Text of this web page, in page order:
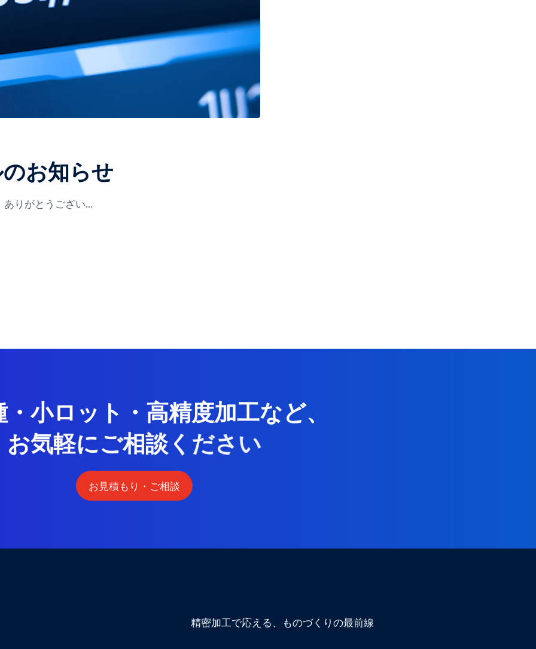
お知らせ
りがとうござい...
・ 小ロ ッ ト ・ 高精度加工など、
お気軽にご相談く ださい
お見積もり・ご相談
精密加工で応える、ものづくりの最前線